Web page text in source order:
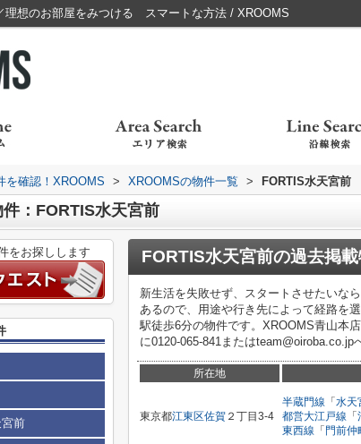
理想のお部屋をみつける スマートな方法 / XROOMS
を確認！XROOMS > XROOMSの物件一覧 > FORTIS水天宮前
：FORTIS水天宮前
FORTIS水天宮前の過去掲
新生活を失敗せず、スタートさせたいな
あるので、用途や行き先によって経路を
駅徒歩6分の物件です。XROOMS青山本
に0120-065-841またはteam@oiroba.co.jp
所在地
東京都江東区佐賀 ２丁目3-4
半蔵門線 「 水天
都営大江戸線 「
東西線 「 門前仲
をお探しします
前